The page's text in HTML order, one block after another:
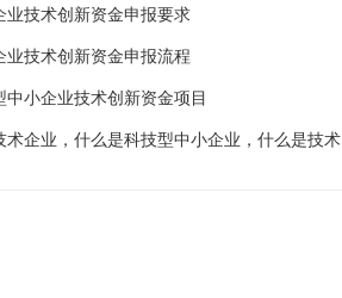
业技术创新资金申报要求
业技术创新资金申报流程
中小企业技术创新资金项目
术企业，什么是科技型中小企业，什么是技术